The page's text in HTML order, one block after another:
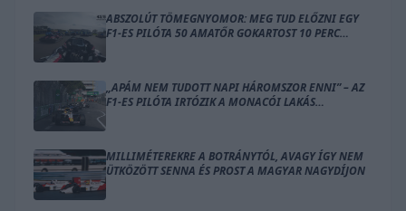
ABSZOLÚT TÖMEGNYOMOR: MEG TUD ELŐZNI EGY
F1-ES PILÓTA 50 AMATŐR GOKARTOST 10 PERC
„APÁM NEM TUDOTT NAPI HÁROMSZOR ENNI” – AZ
F1-ES PILÓTA IRTÓZIK A MONACÓI LAKÁS
MILLIMÉTEREKRE A BOTRÁNYTÓL, AVAGY ÍGY NEM
ÜTKÖZÖTT SENNA ÉS PROST A MAGYAR NAGYDÍJON